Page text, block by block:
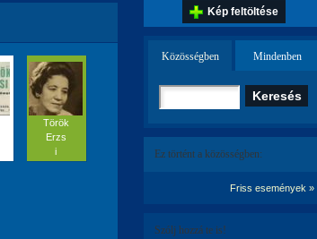
Török
Erzs
i
Kép feltöltése
Közösségben Mindenben
Ez történt a közösségben:
Friss események »
Szólj hozzá te is!